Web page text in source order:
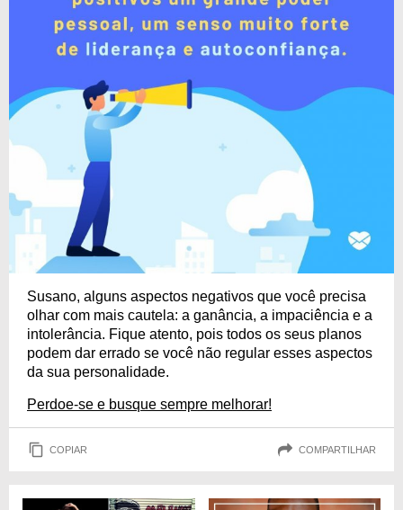
Susano, alguns aspectos negativos que você precisa
olhar com mais cautela: a ganância, a impaciência e a
intolerância. Fique atento, pois todos os seus planos
podem dar errado se você não regular esses aspectos
da sua personalidade.
Perdoe-se e busque sempre melhorar!
COPIAR COMPARTILHAR